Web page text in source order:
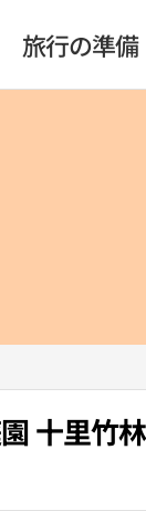
旅行の準備
十里竹